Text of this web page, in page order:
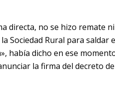
directa, no se hizo remate ni
Sociedad Rural para saldar
había dicho en ese
la firma del decreto de